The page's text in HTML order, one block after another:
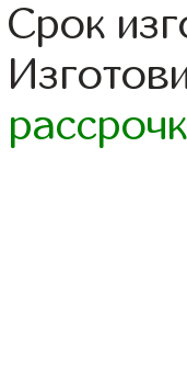
Срок